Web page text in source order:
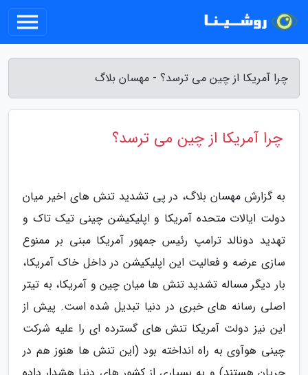
چرا آمریکا از چین می ترسد؟ - مهسان بلاگ
چرا آمریکا از چین می ترسد؟
به گزارش مهسان بلاگ، در پی تشدید تنش های اخیر میان
دولت ایالات متحده آمریکا و اپلیکیشن چینی تیک تاک و
تهدید دونالد ترامپ رئیس جمهور آمریکا مبنی بر ممنوع
سازی عرضه و فعالیت این اپلیکیشن در داخل خاک آمریکا،
بار دیگر مساله تشدید تنش ها میان چین و آمریکا، به تیتر
اصلی رسانه های خبری در دنیا تبدیل شده است. پیش از
این نیز دولت آمریکا تنش های گسترده ای را علیه شرکت
چینی هوآوی به راه انداخته بود (این تنش ها هنوز هم در